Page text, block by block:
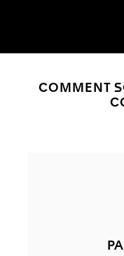
COMMENT